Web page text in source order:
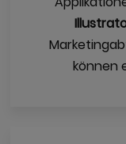
können